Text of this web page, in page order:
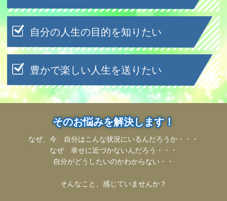
自分の人生の目的を知りたい
豊かで楽しい人生を送りたい
そのお悩みを解決します！
なぜ、今 自分はこんな状況にいるんだろうか・・・
なぜ 幸せに近づかないんだろう・・・
自分がどうしたいのかわからない・・
そんなこと、感じていませんか？